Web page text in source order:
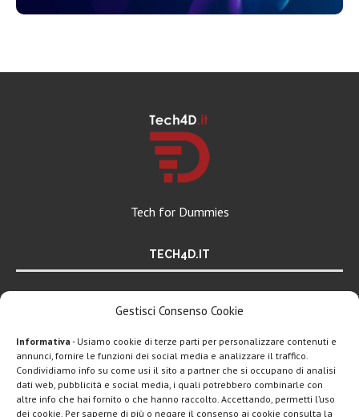
Gestisci Consenso Cookie
Informativa - Usiamo cookie di terze parti per personalizzare contenuti e
annunci, fornire le funzioni dei social media e analizzare il traffico.
Condividiamo info su come usi il sito a partner che si occupano di analisi
dati web, pubblicità e social media, i quali potrebbero combinarle con
altre info che hai fornito o che hanno raccolto. Accettando, permetti l’uso
dei cookie. Per saperne di più o negare il consenso ai cookie consulta la
Tech for Dummies
TECH4D.IT
Tech for Dummies è un blog di informazione online che si
una particolare attenzione al mondo Android, Apple e
Windows.
LEGGI ANCHE
Moltbook è il